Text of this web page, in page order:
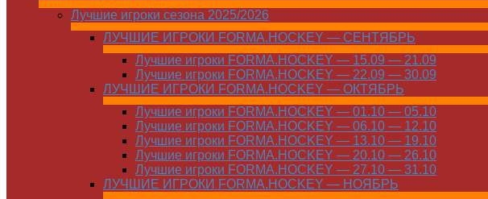
Лучшие игроки сезона 2025/2026
ЛУЧШИЕ ИГРОКИ FORMA.HOCKEY — СЕНТЯБРЬ
Лучшие игроки FORMA.HOCKEY — 15.09 — 21.09
Лучшие игроки FORMA.HOCKEY — 22.09 — 30.09
ЛУЧШИЕ ИГРОКИ FORMA.HOCKEY — ОКТЯБРЬ
Лучшие игроки FORMA.HOCKEY — 01.10 — 05.10
Лучшие игроки FORMA.HOCKEY — 06.10 — 12.10
Лучшие игроки FORMA.HOCKEY — 13.10 — 19.10
Лучшие игроки FORMA.HOCKEY — 20.10 — 26.10
Лучшие игроки FORMA.HOCKEY — 27.10 — 31.10
ЛУЧШИЕ ИГРОКИ FORMA.HOCKEY — НОЯБРЬ